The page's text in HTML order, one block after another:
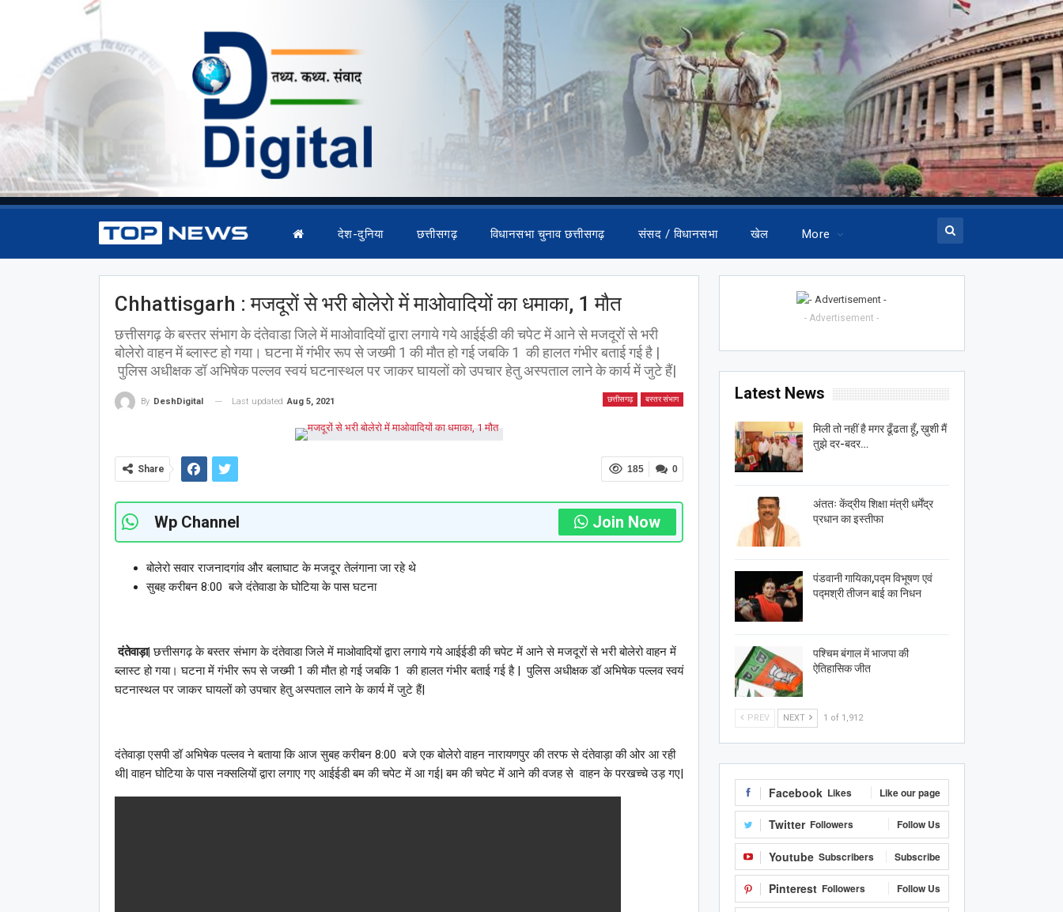
देश-दुनिया छत्तीसगढ़ विधानसभा चुनाव छत्तीसगढ़ संसद / विधानसभा खेल More
Chhattisgarh : मजदूरों से भरी बोलेरो में माओवादियों का धमाका, 1 मौत
छत्तीसगढ़ के बस्तर संभाग के दंतेवाडा जिले में माओवादियों द्वारा लगाये गये आईईडी की चपेट में आने से मजदूरों से भरी
बोलेरो वाहन में ब्लास्ट हो गया। घटना में गंभीर रूप से जख्मी 1 की मौत हो गई जबकि 1 की हालत गंभीर बताई गई है |
पुलिस अधीक्षक डॉ अभिषेक पल्लव स्वयं घटनास्थल पर जाकर घायलों को उपचार हेतु अस्पताल लाने के कार्य में जुटे हैं|
छत्तीसगढ़ बस्तर संभाग
By DeshDigital Last updated Aug 5, 2021
0
185
Share
Wp Channel Join Now
बोलेरो सवार राजनादगांव और बलाघाट के मजदूर तेलंगाना जा रहे थे
सुबह करीबन 8:00 बजे दंतेवाडा के घोटिया के पास घटना
दंतेवाड़ा| छत्तीसगढ़ के बस्तर संभाग के दंतेवाडा जिले में माओवादियों द्वारा लगाये गये आईईडी की चपेट में आने से मजदूरों से भरी बोलेरो वाहन में
ब्लास्ट हो गया। घटना में गंभीर रूप से जख्मी 1 की मौत हो गई जबकि 1 की हालत गंभीर बताई गई है | पुलिस अधीक्षक डॉ अभिषेक पल्लव स्वयं
घटनास्थल पर जाकर घायलों को उपचार हेतु अस्पताल लाने के कार्य में जुटे हैं|
दंतेवाड़ा एसपी डॉ अभिषेक पल्लव ने बताया कि आज सुबह करीबन 8:00 बजे एक बोलेरो वाहन नारायणपुर की तरफ से दंतेवाड़ा की ओर आ रही
थी| वाहन घोटिया के पास नक्सलियों द्वारा लगाए गए आईईडी बम की चपेट में आ गई| बम की चपेट में आने की वजह से वाहन के परखच्चे उड़ गए|
- Advertisement -
Latest News
मिली तो नहीं है मगर ढूँढता हूँ, ख़ुशी मैं
तुझे दर-बदर…
अंततः केंद्रीय शिक्षा मंत्री धर्मेंद्र
प्रधान का इस्तीफा
पंडवानी गायिका,पद्म विभूषण एवं
पद्मश्री तीजन बाई का निधन
पश्चिम बंगाल में भाजपा की
ऐतिहासिक जीत
PREV NEXT 1 of 1,912
Facebook Likes Like our page
Twitter Followers Follow Us
Youtube Subscribers Subscribe
Pinterest Followers Follow Us